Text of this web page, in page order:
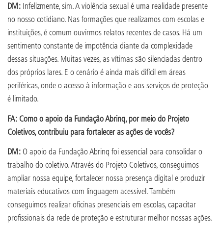
DM: Infelizmente, sim. A violência sexual é uma realidade presente
no nosso cotidiano. Nas formações que realizamos com escolas e
instituições, é comum ouvirmos relatos recentes de casos. Há um
sentimento constante de impotência diante da complexidade
dessas situações. Muitas vezes, as vítimas são silenciadas dentro
dos próprios lares. E o cenário é ainda mais difícil em áreas
periféricas, onde o acesso à informação e aos serviços de proteção
é limitado.
FA: Como o apoio da Fundação Abrinq, por meio do Projeto
Coletivos, contribuiu para fortalecer as ações de vocês?
DM: O apoio da Fundação Abrinq foi essencial para consolidar o
trabalho do coletivo. Através do Projeto Coletivos, conseguimos
ampliar nossa equipe, fortalecer nossa presença digital e produzir
materiais educativos com linguagem acessível. Também
conseguimos realizar oficinas presenciais em escolas, capacitar
profissionais da rede de proteção e estruturar melhor nossas ações.